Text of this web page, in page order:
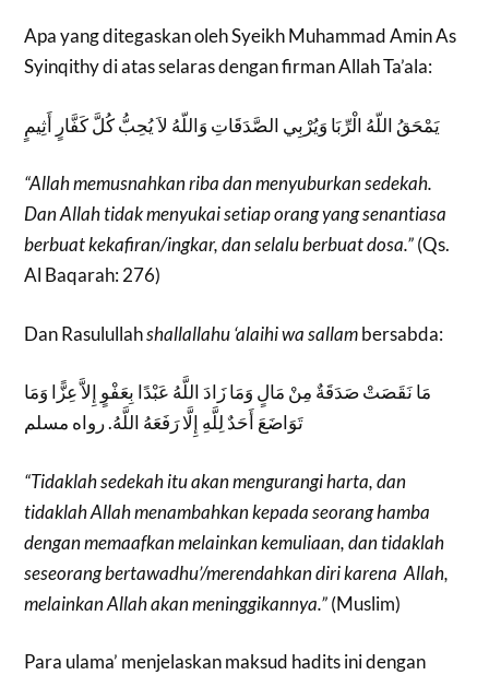
Apa yang ditegaskan oleh Syeikh Muhammad Amin As
Syinqithy di atas selaras dengan firman Allah Ta’ala:
يَمْحَقُ اللّهُ الْرِّبَا وَيُرْبِي الصَّدَقَاتِ وَاللّهُ لاَ يُحِبُّ كُلَّ كَفَّارٍ أَثِيمٍ
“Allah memusnahkan riba dan menyuburkan sedekah.
Dan Allah tidak menyukai setiap orang yang senantiasa
berbuat kekafiran/ingkar, dan selalu berbuat dosa.”(Qs.
Al Baqarah: 276)
Dan Rasulullahshallallahu ‘alaihi wa sallambersabda:
مَا نَقَصَتْ صَدَقَةٌ مِنْ مَالٍ وَمَا زَادَ اللَّهُ عَبْدًا بِعَفْوٍ إِلاَّ عِزًّا وَمَا
تَوَاضَعَ أَحَدٌ لِلَّهِ إِلَّا رَفَعَهُ اللَّهُ. رواه مسلم
“Tidaklah sedekah itu akan mengurangi harta, dan
tidaklah Allah menambahkan kepada seorang hamba
dengan memaafkan melainkan kemuliaan, dan tidaklah
seseorang bertawadhu’/merendahkan diri karena Allah,
melainkan Allah akan meninggikannya.”(Muslim)
Para ulama’ menjelaskan maksud hadits ini dengan